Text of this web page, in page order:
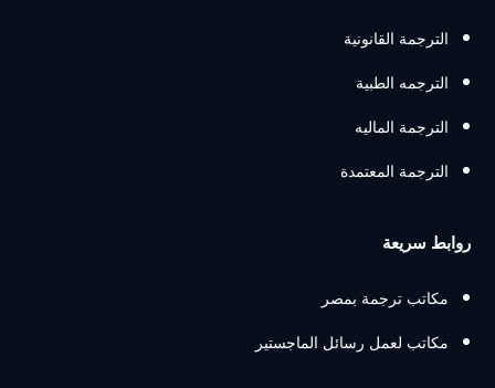
الترجمة القانونية
الترجمه الطبية
الترجمة الماليه
الترجمة المعتمدة
روابط سريعة
مكاتب ترجمة بمصر
مكاتب لعمل رسائل الماجستير